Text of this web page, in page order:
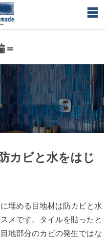
ルタイル製作のタイルメイド
＝
カビと水をはじ
埋める目地材は防カビと水
メです。タイルを貼ったと
地部分のカビの発生ではな